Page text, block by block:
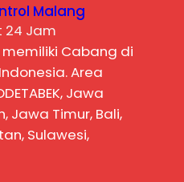
Malang
24 Jam
Cabang di
Area
Jawa
Jawa Timur, Bali,
Sulawesi,